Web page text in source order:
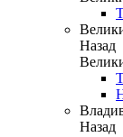
Назад
Назад